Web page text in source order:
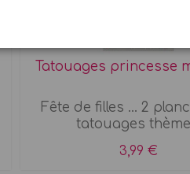
Tatouages princesse
Fête de filles ... 2
tatouages
3,99 €